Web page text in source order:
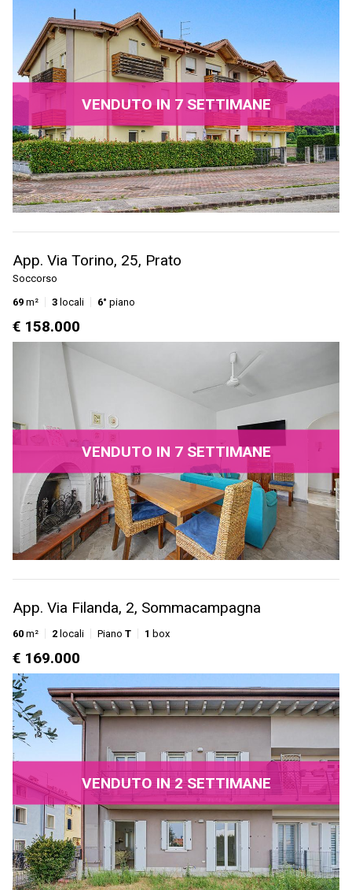
VENDUTO IN 7 SETTIMANE
App. Via Torino, 25, Prato
Soccorso
69 m² 3 locali 6° piano
€ 158.000
VENDUTO IN 7 SETTIMANE
App. Via Filanda, 2, Sommacampagna
60 m² 2 locali Piano T 1 box
€ 169.000
VENDUTO IN 2 SETTIMANE